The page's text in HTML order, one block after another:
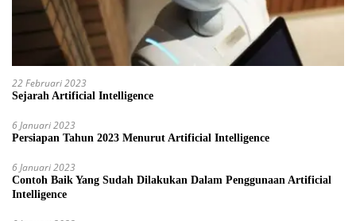
22 Februari 2023
Sejarah Artificial Intelligence
6 Januari 2023
Persiapan Tahun 2023 Menurut Artificial Intelligence
6 Januari 2023
Contoh Baik Yang Sudah Dilakukan Dalam Penggunaan Artificial
Intelligence